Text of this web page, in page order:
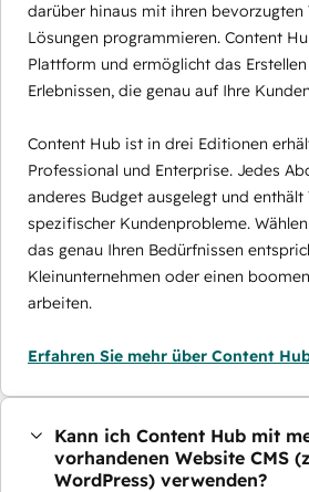
darüber hinaus mit ihren bevorzugten
Lösungen programmieren. Content
Plattform und ermöglicht das
Erlebnissen, die genau auf Ihre
Content Hub ist in drei Editionen
Professional und Enterprise. Jedes
anderes Budget ausgelegt und enthält
spezifischer Kundenprobleme.
das genau Ihren Bedürfnissen
Kleinunternehmen oder einen
arbeiten.
Erfahren Sie mehr über Content
Kann ich Content Hub mit
vorhandenen Website CMS
WordPress) verwenden?